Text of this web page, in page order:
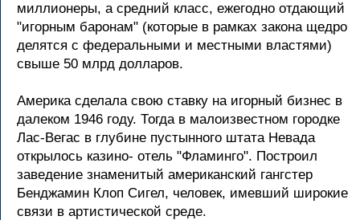
миллионеры, а средний класс, ежегодно отдающий
"игорным баронам" (которые в рамках закона щедро
делятся с федеральными и местными властями)
свыше 50 млрд долларов.
Америка сделала свою ставку на игорный бизнес в
далеком 1946 году. Тогда в малоизвестном городке
Лас-Вегас в глубине пустынного штата Невада
открылось казино- отель "Фламинго". Построил
заведение знаменитый американский гангстер
Бенджамин Клоп Сигел, человек, имевший широкие
связи в артистической среде.